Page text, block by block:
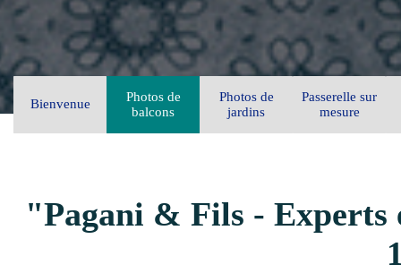
Bienvenue
Photos de
balcons
Photos de
jardins
Passerelle sur
mesure
"Pagani & Fils - Experts